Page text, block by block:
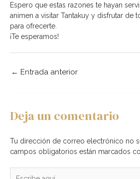
Espero que estas razones te hayan
animen a visitar Tantakuy y disfrutar de
para ofrecerte.
¡Te esperamos!
← Entrada anterior
Deja un comentario
Tu dirección de correo electrónico no
campos obligatorios están marcados